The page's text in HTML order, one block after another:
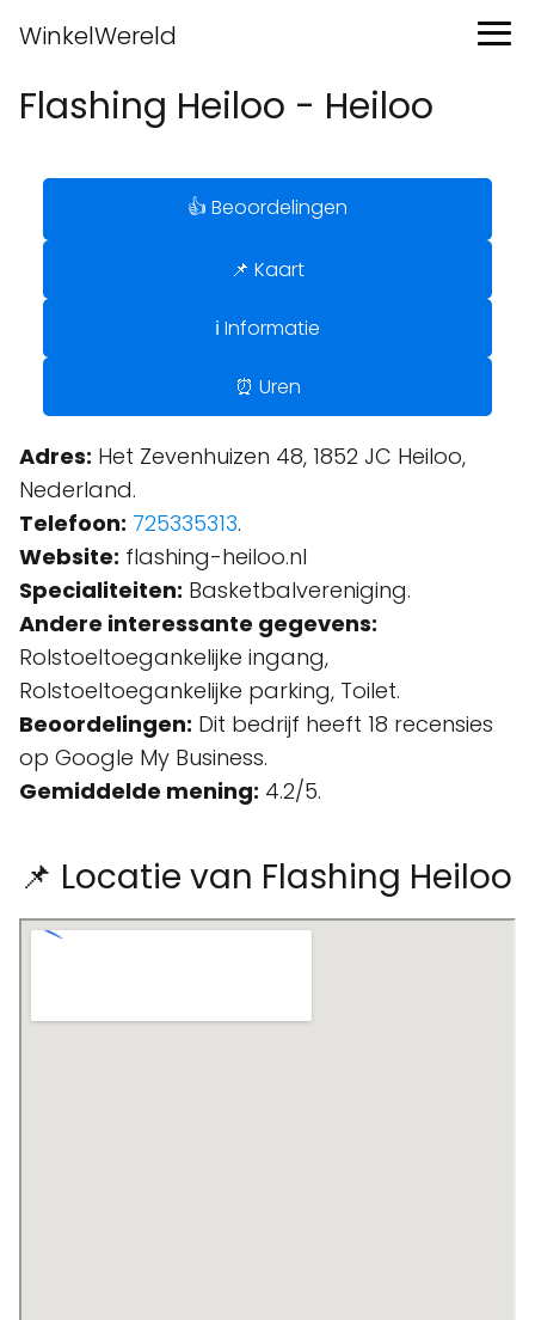
WinkelWereld
Flashing Heiloo - Heiloo
👍 Beoordelingen
📌 Kaart
ℹ️ Informatie
⏰ Uren
Adres: Het Zevenhuizen 48, 1852 JC Heiloo,
Nederland.
Telefoon: 725335313.
Website: flashing-heiloo.nl
Specialiteiten: Basketbalvereniging.
Andere interessante gegevens:
Rolstoeltoegankelijke ingang,
Rolstoeltoegankelijke parking, Toilet.
Beoordelingen: Dit bedrijf heeft 18 recensies
op Google My Business.
Gemiddelde mening: 4.2/5.
📌 Locatie van Flashing Heiloo